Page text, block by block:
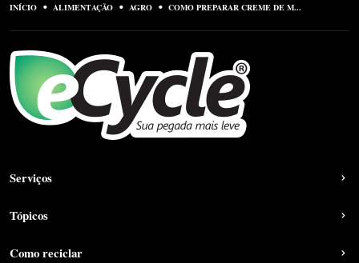
INÍCIO ALIMENTAÇÃO AGRO COMO PREPARAR CREME DE M...
Serviços
Tópicos
Como reciclar